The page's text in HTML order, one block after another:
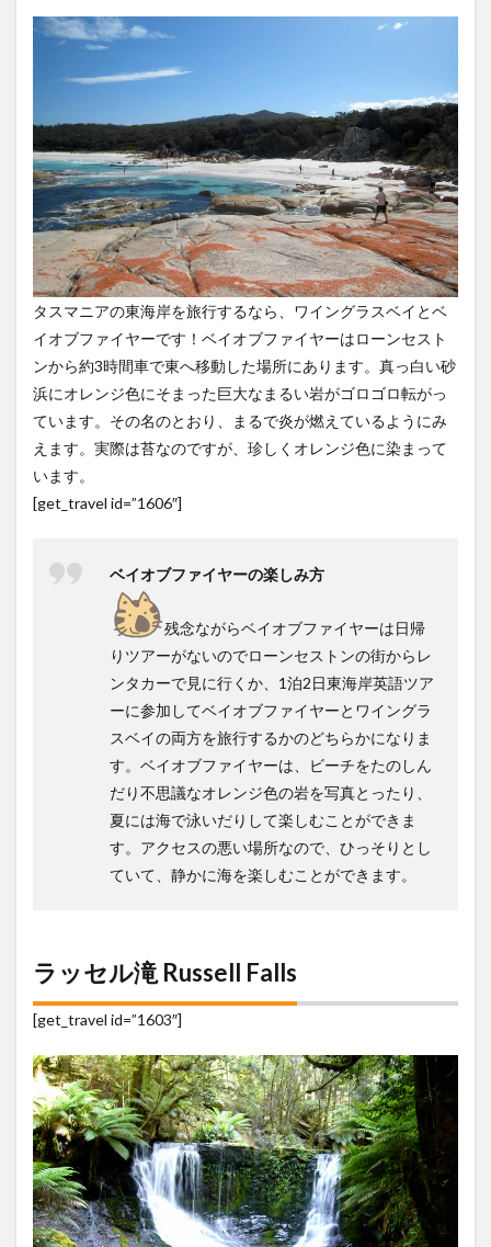
タスマニアの東海岸を旅行するなら、ワイングラスベイとベ
イオブファイヤーです！ベイオブファイヤーはローンセスト
ンから約3時間車で東へ移動した場所にあります。真っ白い砂
浜にオレンジ色にそまった巨大なまるい岩がゴロゴロ転がっ
ています。その名のとおり、まるで炎が燃えているようにみ
えます。実際は苔なのですが、珍しくオレンジ色に染まって
います。
[get_travel id=”1606″]
ベイオブファイヤーの楽しみ方
残念ながらベイオブファイヤーは日帰
りツアーがないのでローンセストンの街からレ
ンタカーで見に行くか、1泊2日東海岸英語ツア
ーに参加してベイオブファイヤーとワイングラ
スベイの両方を旅行するかのどちらかになりま
す。ベイオブファイヤーは、ビーチをたのしん
だり不思議なオレンジ色の岩を写真とったり、
夏には海で泳いだりして楽しむことができま
す。アクセスの悪い場所なので、ひっそりとし
ていて、静かに海を楽しむことができます。
ラッセル滝 Russell Falls
[get_travel id=”1603″]